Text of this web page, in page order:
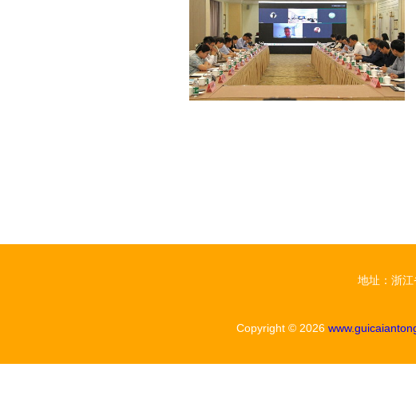
地址：浙江
Copyright © 2026